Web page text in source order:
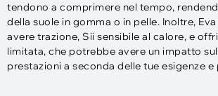
tendono a comprimere nel tempo,
della suole in gomma o in pelle. Inoltre,
avere trazione, Sii sensibile al calore, e
limitata, che potrebbe avere un impatto
prestazioni a seconda delle tue esigenze e